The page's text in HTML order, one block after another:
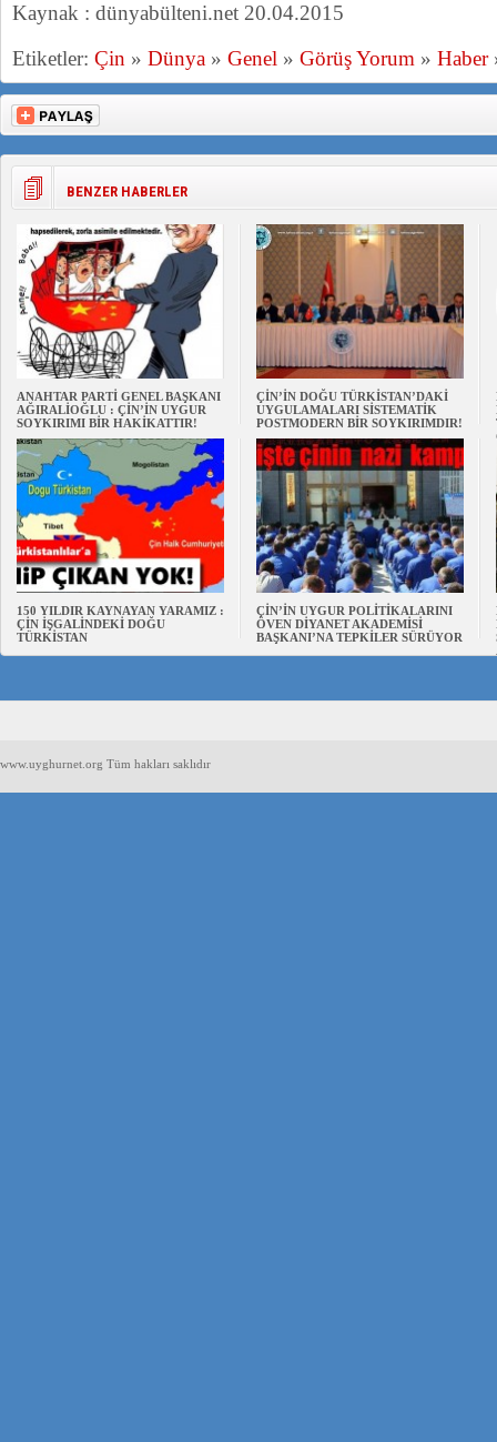
Kaynak : dünyabülteni.net 20.04.2015
Etiketler: Çin » Dünya » Genel » Görüş Yorum » Haber
BENZER HABERLER
ANAHTAR PARTİ GENEL BAŞKANI
AĞIRALİOĞLU : ÇİN’İN UYGUR
SOYKIRIMI BİR HAKİKATTIR!
ÇİN’İN DOĞU TÜRKİSTAN’DAKİ
UYGULAMALARI SİSTEMATİK
POSTMODERN BİR SOYKIRIMDIR!
150 YILDIR KAYNAYAN YARAMIZ :
ÇİN İŞGALİNDEKİ DOĞU
TÜRKİSTAN
ÇİN’İN UYGUR POLİTİKALARINI
ÖVEN DİYANET AKADEMİSİ
BAŞKANI’NA TEPKİLER SÜRÜYOR
www.uyghurnet.org Tüm hakları saklıdır